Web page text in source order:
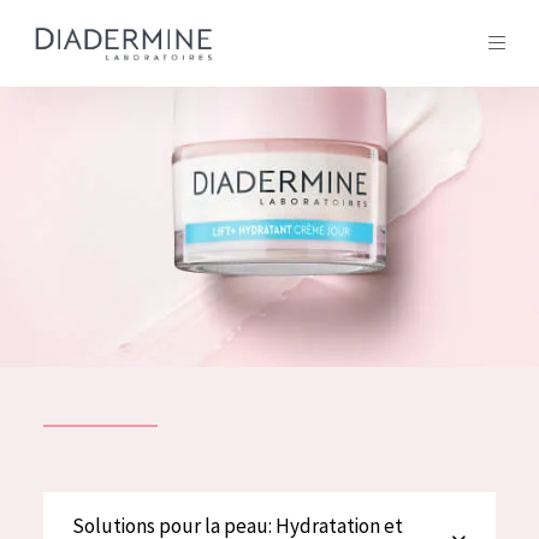
SOLUTIONS POUR LA PEAU
TOUS LES PRODUIT
Tous les Produit
Conseils Beauté
Solutions pour la peau: Hydratation et